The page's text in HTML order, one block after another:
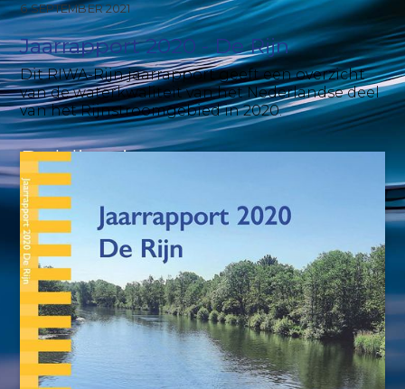
Publicaties
6 SEPTEMBER 2021
Jaarrapport 2020 - De Rijn
Dit RIWA-Rijn jaarrapport geeft een overzicht
van de waterkwaliteit van het Nederlandse deel
van het Rijnstroomgebied in 2020.